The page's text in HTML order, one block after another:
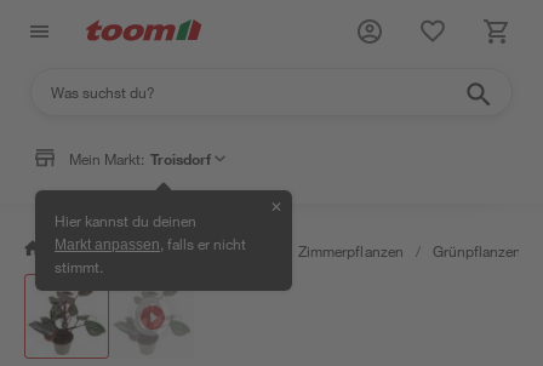
Mein Markt: Troisdorf
Hier kannst du deinen
Markt anpassen , falls er nicht
stimmt.
✕
/ Garten & Freizeit / Pflanzen Zimmerpflanzen / Grünpflanzen